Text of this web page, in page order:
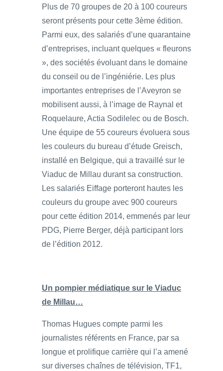
Plus de 70 groupes de 20 à 100 coureurs
seront présents pour cette 3ème édition.
Parmi eux, des salariés d’une quarantaine
d’entreprises, incluant quelques « fleurons
», des sociétés évoluant dans le domaine
du conseil ou de l’ingéniérie. Les plus
importantes entreprises de l’Aveyron se
mobilisent aussi, à l’image de Raynal et
Roquelaure, Actia Sodilelec ou de Bosch.
Une équipe de 55 coureurs évoluera sous
les couleurs du bureau d’étude Greisch,
installé en Belgique, qui a travaillé sur le
Viaduc de Millau durant sa construction.
Les salariés Eiffage porteront hautes les
couleurs du groupe avec 900 coureurs
pour cette édition 2014, emmenés par leur
PDG, Pierre Berger, déjà participant lors
de l’édition 2012.
Un pompier médiatique sur le Viaduc
de Millau…
Thomas Hugues compte parmi les
journalistes référents en France, par sa
longue et prolifique carrière qui l’a amené
sur diverses chaînes de télévision, TF1,